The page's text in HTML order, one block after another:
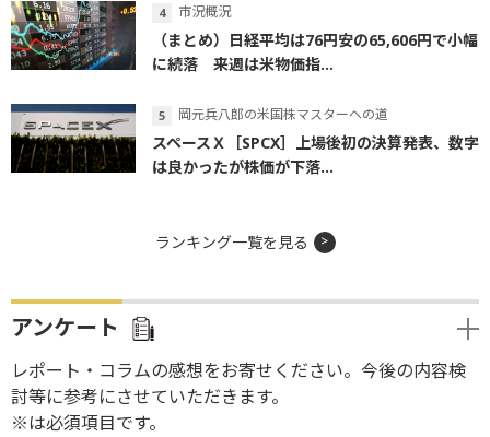
市況概況
（まとめ）日経平均は76円安の65,606円で小幅
に続落 来週は米物価指...
岡元兵八郎の米国株マスターへの道
スペースＸ［SPCX］上場後初の決算発表、数字
は良かったが株価が下落...
ランキング一覧を見る
アンケート
レポート・コラムの感想をお寄せください。今後の内容検
討等に参考にさせていただきます。
※は必須項目です。